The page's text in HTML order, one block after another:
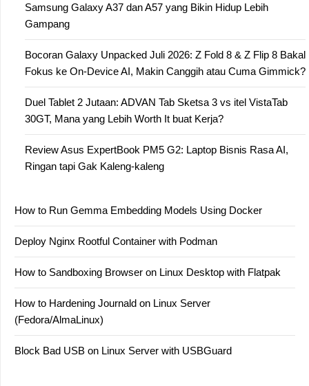
Samsung Galaxy A37 dan A57 yang Bikin Hidup Lebih
Gampang
Bocoran Galaxy Unpacked Juli 2026: Z Fold 8 & Z Flip 8 Bakal
Fokus ke On-Device AI, Makin Canggih atau Cuma Gimmick?
Duel Tablet 2 Jutaan: ADVAN Tab Sketsa 3 vs itel VistaTab
30GT, Mana yang Lebih Worth It buat Kerja?
Review Asus ExpertBook PM5 G2: Laptop Bisnis Rasa AI,
Ringan tapi Gak Kaleng-kaleng
How to Run Gemma Embedding Models Using Docker
Deploy Nginx Rootful Container with Podman
How to Sandboxing Browser on Linux Desktop with Flatpak
How to Hardening Journald on Linux Server
(Fedora/AlmaLinux)
Block Bad USB on Linux Server with USBGuard